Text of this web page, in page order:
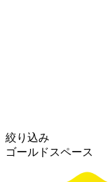
絞り込み
ゴールドスペース